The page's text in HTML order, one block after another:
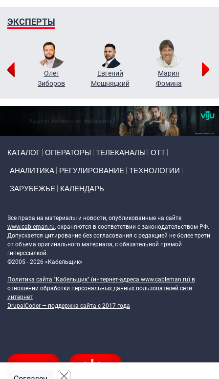
ЭКСПЕРТЫ
Олег
Зиборов
Евгений
Мошняцкий
Мария
Фомина
КАТАЛОГ ОПЕРАТОРЫ ТЕЛЕКАНАЛЫ ОТТ
АНАЛИТИКА РЕГУЛИРОВАНИЕ ТЕХНОЛОГИИ
ЗАРУБЕЖЬЕ КАЛЕНДАРЬ
Все права на материалы и новости, опубликованные на сайте
www.cableman.ru, охраняются в соответствии с законодательством РФ.
Допускается цитирование без согласования с редакцией не более трети
от объема оригинального материала, с обязательной прямой
гиперссылкой.
©2005 - 2026 «Кабельщик»
Политика сайта "Кабельщик" (интернет-адреса www.cableman.ru) в
отношении обработки персональных данных пользователей сети
интернет
DrupalCoder — поддержка сайта c 2017 года